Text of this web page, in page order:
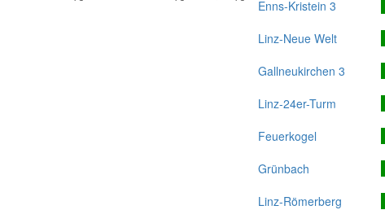
Enns-Kristein 3
Linz-Neue Welt
Gallneukirchen 3
Linz-24er-Turm
Feuerkogel
Grünbach
Linz-Römerberg